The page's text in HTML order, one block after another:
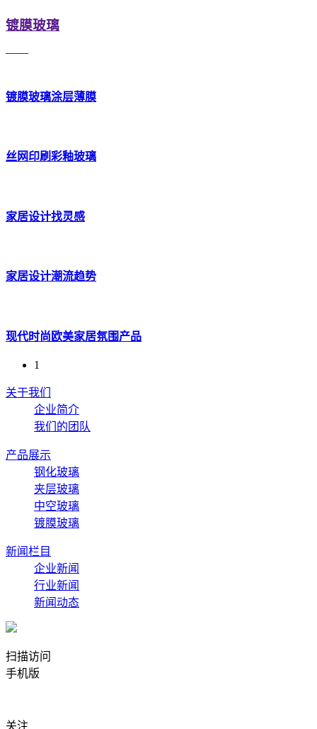
镀膜玻璃
——
镀膜玻璃涂层薄膜
丝网印刷彩釉玻璃
家居设计找灵感
家居设计潮流趋势
现代时尚欧美家居氛围产品
1
关于我们
企业简介
我们的团队
产品展示
钢化玻璃
夹层玻璃
中空玻璃
镀膜玻璃
新闻栏目
企业新闻
行业新闻
新闻动态
扫描访问
手机版
关注